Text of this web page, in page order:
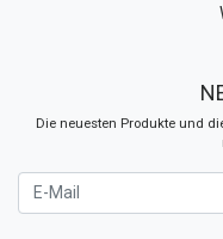
Die neuesten Produkte und